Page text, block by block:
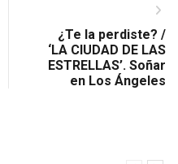
¿Te la perdiste? /
‘LA CIUDAD DE LAS
ESTRELLAS’. Soñar
en Los Ángeles